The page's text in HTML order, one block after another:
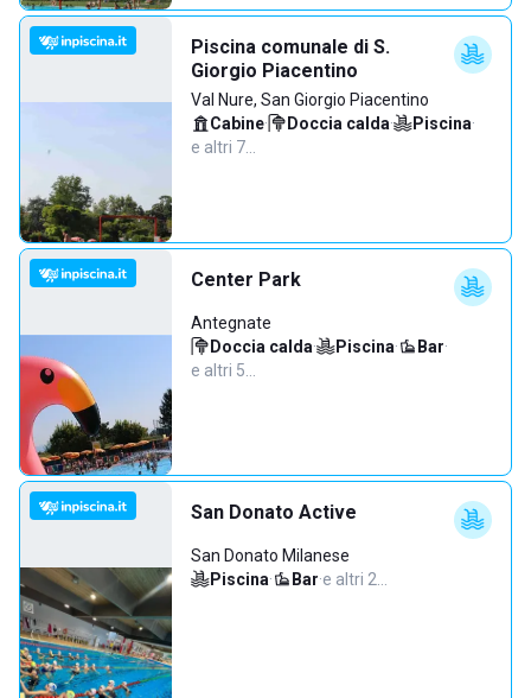
Piscina comunale di S.
Giorgio Piacentino
Val Nure, San Giorgio Piacentino
Cabine· Doccia calda· Piscina·
e altri 7…
Center Park
Antegnate
Doccia calda· Piscina· Bar·
e altri 5…
San Donato Active
San Donato Milanese
Piscina· Bar·e altri 2…